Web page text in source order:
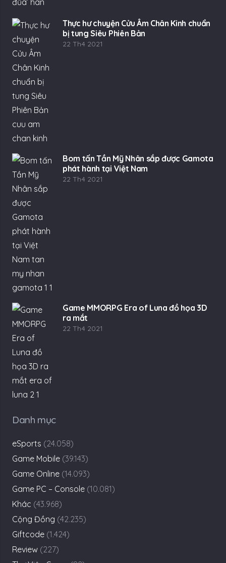
Thực hư chuyện Cửu Âm Chân Kinh chuẩn
bị tung Siêu Phiên Bản
22 Th4 2021
Bom tấn Tần Mỹ Nhân sắp được Gamota
phát hành tại Việt Nam
22 Th4 2021
Game MMORPG Era of Luna đồ họa 3D
ra mắt
22 Th4 2021
Danh mục
eSports (24.058)
Game Mobile (39.143)
Game Online (14.093)
Game PC – Console (10.081)
Khác (43.968)
Cộng Đồng (42.235)
Giftcode (1.424)
Review (227)